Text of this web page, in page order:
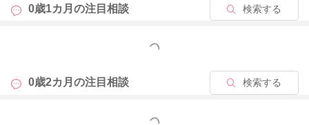
0歳1カ月の注目相談 検索する
もっと見る
0歳2カ月の注目相談 検索する
もっと見る